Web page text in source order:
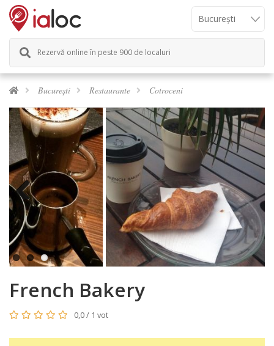
Rezervă online în peste 900 de localuri
București Restaurante Cotroceni
Previous
French Bakery
0,0 / 1 vot